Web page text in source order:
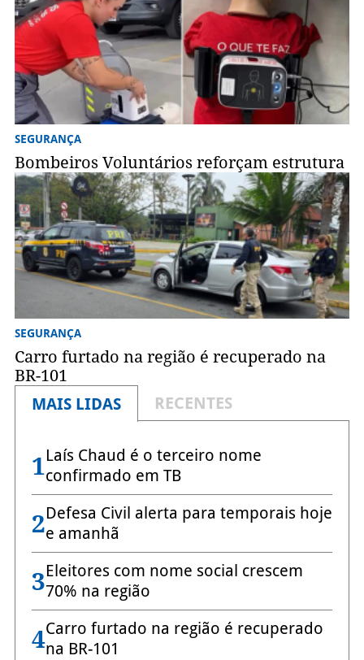
SEGURANÇA
Bombeiros Voluntários reforçam estrutura
SEGURANÇA
Carro furtado na região é recuperado na
BR-101
MAIS LIDAS
RECENTES
1Laís Chaud é o terceiro nome
confirmado em TB
2Defesa Civil alerta para temporais hoje
e amanhã
3Eleitores com nome social crescem
70% na região
4Carro furtado na região é recuperado
na BR-101